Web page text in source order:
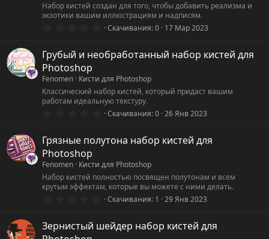
Набор кистей создан для того, чтобы добавить реализма и
экзотики вашим иллюстрациям и надписям.
0
0
з
ё
з
д
Скачивания 0 17 Мар 2023
Грубый и необработанный набор кистей для
Photoshop
Fenomen Кисти для Photoshop
Классический набор кистей, который придаст вашим
работам идеальную текстуру.
0
0
з
ё
з
д
Скачивания 0 26 Янв 2023
Грязные полутона набор кистей для
Photoshop
Fenomen Кисти для Photoshop
Набор кистей полностью посвящен полутонам и всем
крутым эффектам, которые вы можете с ними делать.
0
0
з
Скачивания 1 29 Янв 2023
Зернистый шейдер набор кистей для